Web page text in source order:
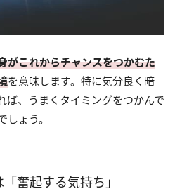
がこれからチャンスをつかむた
を意味します。特に気分良く暗
ば、うまくタイミングをつかんで
ょう。
奮起する気持ち」